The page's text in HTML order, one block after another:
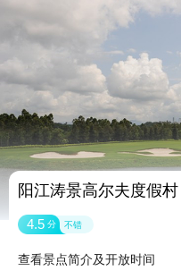
阳江涛景高尔夫度假村
4.5 分 不错
查看景点简介及开放时间